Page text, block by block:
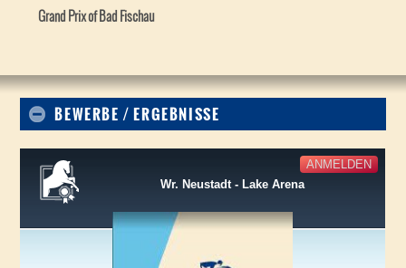
Grand Prix of Bad Fischau
BEWERBE / ERGEBNISSE